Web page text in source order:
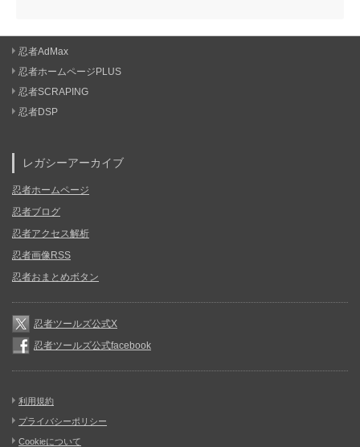
忍者AdMax
忍者ホームページPLUS
忍者SCRAPING
忍者DSP
レガシーアーカイブ
忍者ホームページ
忍者ブログ
忍者アクセス解析
忍者画像RSS
忍者おまとめボタン
忍者ツールズ公式X
忍者ツールズ公式facebook
利用規約
プライバシーポリシー
Cookieについて